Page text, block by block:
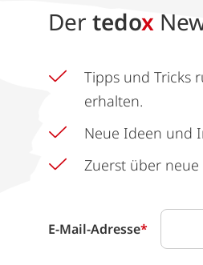
Der tedox
Tipps und Tricks
erhalten.
Neue Ideen und
Zuerst über
E-Mail-Adresse*